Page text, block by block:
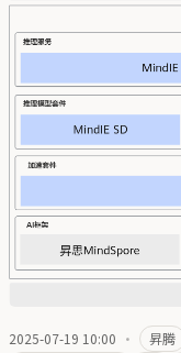
2025-07-19 10:00 · 昇腾